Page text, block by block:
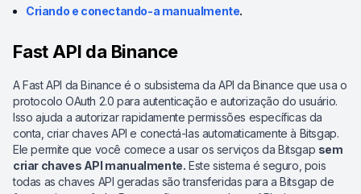
Criando e conectando-a manualmente.
Fast API da Binance
A Fast API da Binance é o subsistema da API da Binance que usa o
protocolo OAuth 2.0 para autenticação e autorização do usuário.
Isso ajuda a autorizar rapidamente permissões específicas da
conta, criar chaves API e conectá-las automaticamente à Bitsgap.
Ele permite que você comece a usar os serviços da Bitsgap sem
criar chaves API manualmente. Este sistema é seguro, pois
todas as chaves API geradas são transferidas para a Bitsgap de